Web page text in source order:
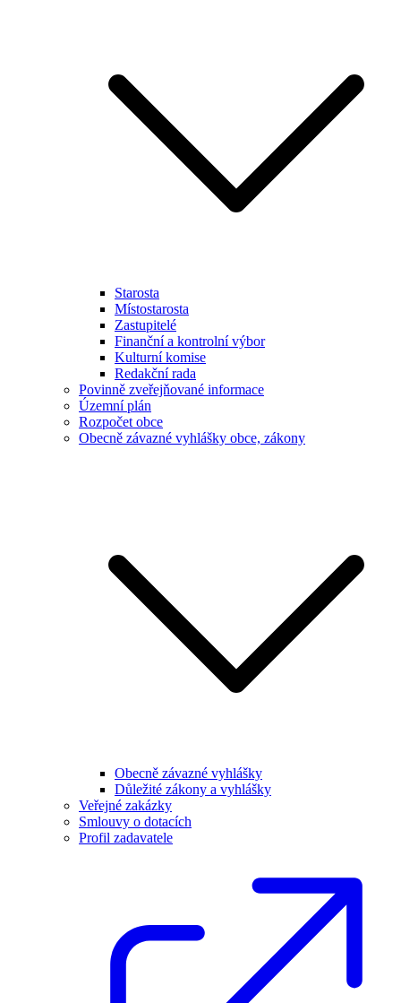
Starosta
Místostarosta
Zastupitelé
Finanční a kontrolní výbor
Kulturní komise
Redakční rada
Povinně zveřejňované informace
Územní plán
Rozpočet obce
Obecně závazné vyhlášky obce, zákony
Obecně závazné vyhlášky
Důležité zákony a vyhlášky
Veřejné zakázky
Smlouvy o dotacích
Profil zadavatele